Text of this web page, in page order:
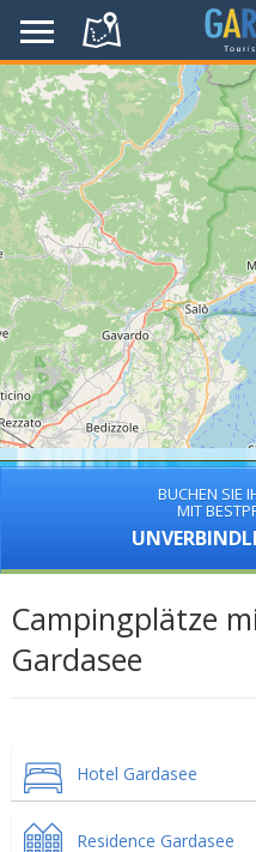
BUCHEN SIE
MIT
Campingplätze
Gardasee
Hotel Gardasee
Residence Gardasee